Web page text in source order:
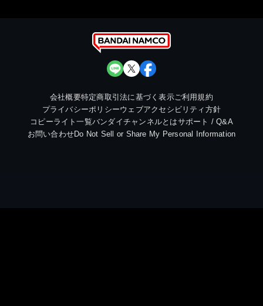
会社概要特定商取引法に基づく表示ご利用規約
プライバシーポリシーウェブアクセシビリティ方針
コピーライト一覧バンダイチャンネルとはサポート / Q&A
お問い合わせDo Not Sell or Share My Personal Information